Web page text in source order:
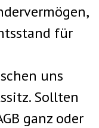
für
uns
Sollten
ganz oder